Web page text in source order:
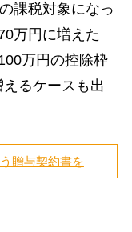
課税対象になっ
万円に増えた
万円の控除枠
るケースも出
贈与契約書を